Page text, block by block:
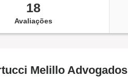
18
Avaliações
Melillo Advogados